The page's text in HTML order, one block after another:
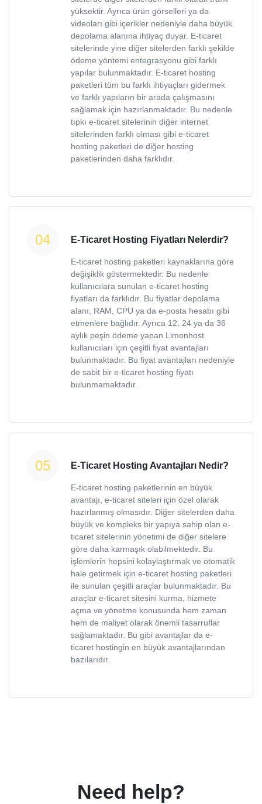
yüksektir. Ayrıca ürün görselleri ya da
videoları gibi içerikler nedeniyle daha büyük
depolama alanına ihtiyaç duyar. E-ticaret
sitelerinde yine diğer sitelerden farklı şekilde
ödeme yöntemi entegrasyonu gibi farklı
yapılar bulunmaktadır. E-ticaret hosting
paketleri tüm bu farklı ihtiyaçları gidermek
ve farklı yapıların bir arada çalışmasını
sağlamak için hazırlanmaktadır. Bu nedenle
tıpkı e-ticaret sitelerinin diğer internet
sitelerinden farklı olması gibi e-ticaret
hosting paketleri de diğer hosting
paketlerinden daha farklıdır.
E-Ticaret Hosting Fiyatları Nelerdir?
E-ticaret hosting paketleri kaynaklarına göre
değişiklik göstermektedir. Bu nedenle
kullanıcılara sunulan e-ticaret hosting
fiyatları da farklıdır. Bu fiyatlar depolama
alanı, RAM, CPU ya da e-posta hesabı gibi
etmenlere bağlıdır. Ayrıca 12, 24 ya da 36
aylık peşin ödeme yapan Limonhost
kullanıcıları için çeşitli fiyat avantajları
bulunmaktadır. Bu fiyat avantajları nedeniyle
de sabit bir e-ticaret hosting fiyatı
bulunmamaktadır.
E-Ticaret Hosting Avantajları Nedir?
E-ticaret hosting paketlerinin en büyük
avantajı, e-ticaret siteleri için özel olarak
hazırlanmış olmasıdır. Diğer sitelerden daha
büyük ve kompleks bir yapıya sahip olan e-
ticaret sitelerinin yönetimi de diğer sitelere
göre daha karmaşık olabilmektedir. Bu
işlemlerin hepsini kolaylaştırmak ve otomatik
hale getirmek için e-ticaret hosting paketleri
ile sunulan çeşitli araçlar bulunmaktadır. Bu
araçlar e-ticaret sitesini kurma, hizmete
açma ve yönetme konusunda hem zaman
hem de maliyet olarak önemli tasarruflar
sağlamaktadır. Bu gibi avantajlar da e-
ticaret hostingin en büyük avantajlarından
bazılarıdır.
Need help?